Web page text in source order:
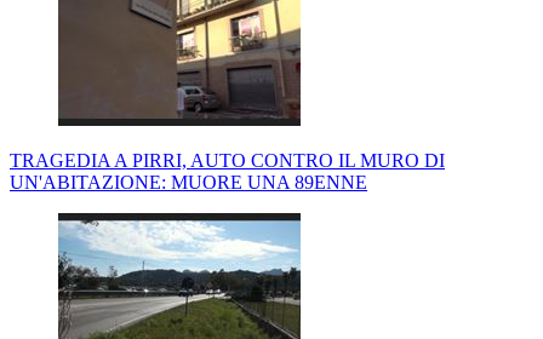
TRAGEDIA A PIRRI, AUTO CONTRO IL MURO DI
UN'ABITAZIONE: MUORE UNA 89ENNE